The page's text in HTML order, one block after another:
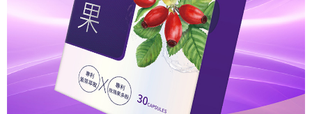
４．使用「AFTEE先享後付」時，將依據個別帳號之用戶狀況，依本公司即
時審查核予不同之上限額度；若仍有額度不足之情形，本公司將視審查結果
請求用戶進行身份認證。
５．嚴禁一人註冊多個帳號或使用他人資訊註冊。若發現惡意使用之情形，
恩沛科技股份有限公司將有權停止該用戶之使用額度並採取法律行動。
每筆NT$150，滿NT$1,500(含以上)免運費
每筆NT$150